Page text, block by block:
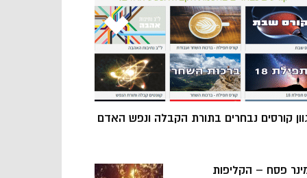
קורסים נבחרים בתורת הקבלה ונפש האדם
פסח – הקליפות